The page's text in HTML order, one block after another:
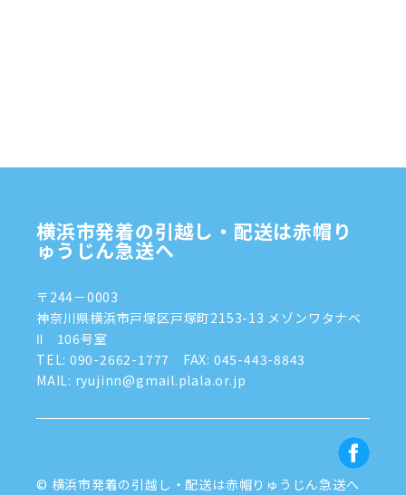
2024年9月(2)
2024年7月
(8)
2024年5月(2)
2024年4月(3)
2024年3月(8)
2024年1月(3)
横浜市発着の引越し・配送は赤帽り
ゅうじん急送へ
〒244－0003
神奈川県横浜市戸塚区戸塚町2153-13 メゾンワタナベ
Ⅱ 106号室
TEL: 090-2662-1777
FAX: 045-443-8843
MAIL: ryujinn@gmail.plala.or.jp
© 横浜市発着の引越し・配送は赤帽りゅうじん急送へ